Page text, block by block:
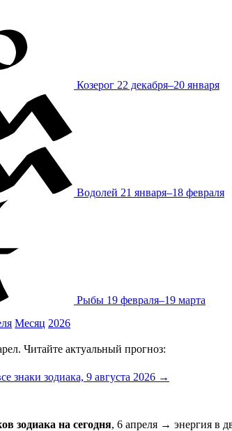
Козерог 22 декабря–20 января
Водолей 21 января–18 февраля
Рыбы 19 февраля–19 марта
Месяц 2026
Читайте актуальный прогноз:
знаки зодиака, 9 августа 2026 →
зодиака на сегодня, 6 апреля → энергия в